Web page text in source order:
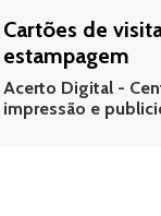
Cartões de
estampagem
Acerto Digital -
impressão e